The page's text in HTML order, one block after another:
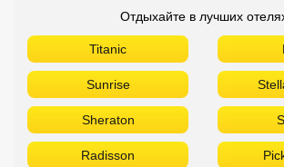
Отдыхайте в лучших
Titanic
Sunrise
Sheraton
Radisson